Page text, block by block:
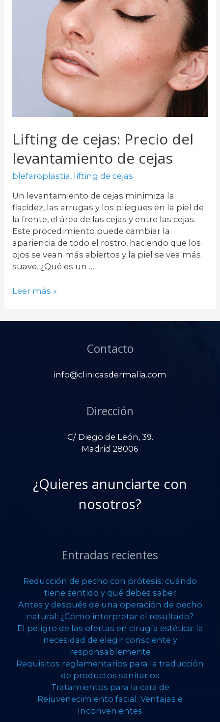
Lifting de cejas: Precio del
levantamiento de cejas
blefaroplastia, lifting de cejas
Un levantamiento de cejas minimiza la
flacidez, las arrugas y los pliegues en la piel de
la frente, el área de las cejas y entre las cejas.
Este procedimiento puede cambiar la
apariencia de todo el rostro, haciendo que los
ojos se vean más abiertos y la piel se vea más
suave. ¿Qué es un …
Lifting
Leer más »
Contacto
info@clinicasdermalia.com
Dirección
C/ Diego de León, 39.
Madrid 28006
¿Quieres anunciarte con
nosotros?
Entradas recientes
Reducción de pecho con prótesis: cuándo
tiene sentido y qué debes saber
Antes y después de una operación de pecho
natural: ¿Cómo interpretar el resultado?
El peligro de las ofertas en cirugía estética: la
necesidad de elegir consciente y
responsablemente
Requisitos reglamentarios para la traducción
de productos sanitarios
Tratamientos para la cara de
Rejuvenecimiento facial: Ventajas e
Inconvenientes